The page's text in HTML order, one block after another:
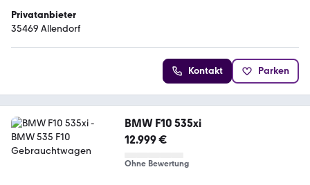
Privatanbieter
35469 Allendorf
Kontakt Parken
BMW F10 535xi
12.999 €
Ohne Bewertung